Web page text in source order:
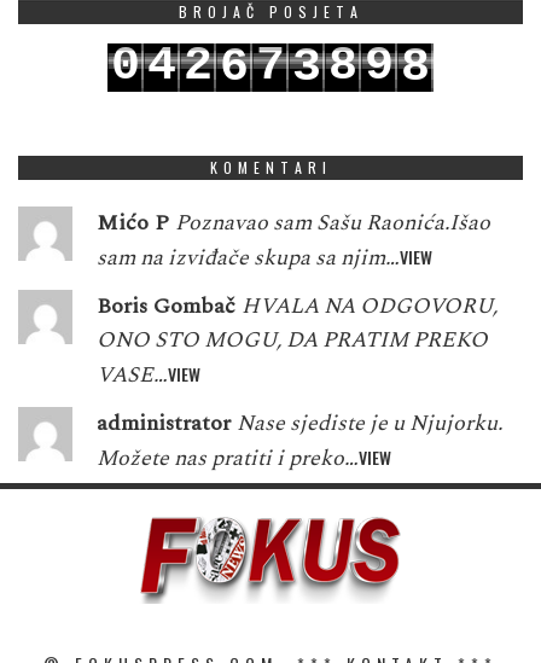
BROJAČ POSJETA
042673898
KOMENTARI
Mićo P Poznavao sam Sašu Raonića.Išao
sam na izviđače skupa sa njim…VIEW
Boris Gombač HVALA NA ODGOVORU,
ONO STO MOGU, DA PRATIM PREKO
VASE…VIEW
administrator Nase sjediste je u Njujorku.
Možete nas pratiti i preko…VIEW